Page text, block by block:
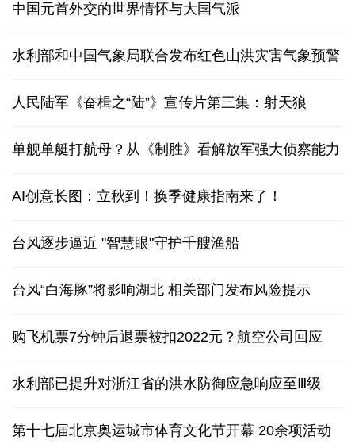
中国元首外交的世界情怀与大国气派
水利部和中国气象局联合发布红色山洪灾害气象预警
人民陆军《奋楫之“陆”》宣传片第三集：射天狼
单舰单艇打航母？从《制胜》看解放军强大侦察能力
AI创意长图：立秋到！换季健康指南来了！
台风逐步逼近 "智慧眼"守护千艘渔船
台风“白海豚”将影响湖北 相关部门发布风险提示
购飞机票7分钟后退票被扣2022元？航空公司回应
水利部已提升对浙江省的洪水防御应急响应至Ⅲ级
第十七届北京奥运城市体育文化节开幕 20余项活动